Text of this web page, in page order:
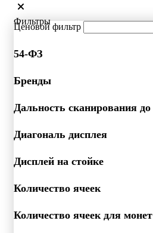
Фильтры
Ценовой фильтр
54-ФЗ
Бренды
Дальность сканирования до
Диагональ дисплея
Дисплей на стойке
Количество ячеек
Количество ячеек для монет